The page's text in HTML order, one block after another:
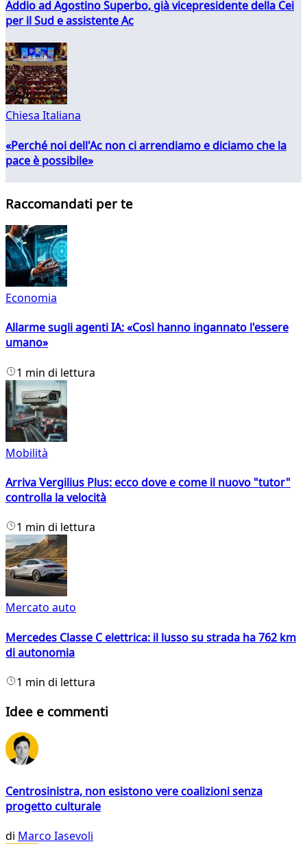
Addio ad Agostino Superbo, già vicepresidente della Cei
per il Sud e assistente Ac
Chiesa Italiana
«Perché noi dell'Ac non ci arrendiamo e diciamo che la
pace è possibile»
Raccomandati per te
Economia
Allarme sugli agenti IA: «Così hanno ingannato l'essere
umano»
1 min di lettura
Mobilità
Arriva Vergilius Plus: ecco dove e come il nuovo "tutor"
controlla la velocità
1 min di lettura
Mercato auto
Mercedes Classe C elettrica: il lusso su strada ha 762 km
di autonomia
1 min di lettura
Idee e commenti
Centrosinistra, non esistono vere coalizioni senza
progetto culturale
di Marco Iasevoli